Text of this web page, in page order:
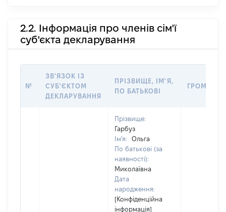
2.2. Інформація про членів сім'ї
суб'єкта декларування
№
ЗВ'ЯЗОК ІЗ
СУБ'ЄКТОМ
ДЕКЛАРУВАННЯ
ПРІЗВИЩЕ, ІМ'Я,
ПО БАТЬКОВІ
Прізвище:
Гарбуз
Ім'я:
Ольга
По батькові (за
наявності):
Миколаївна
Дата
народження:
[Конфіденційна
інформація]